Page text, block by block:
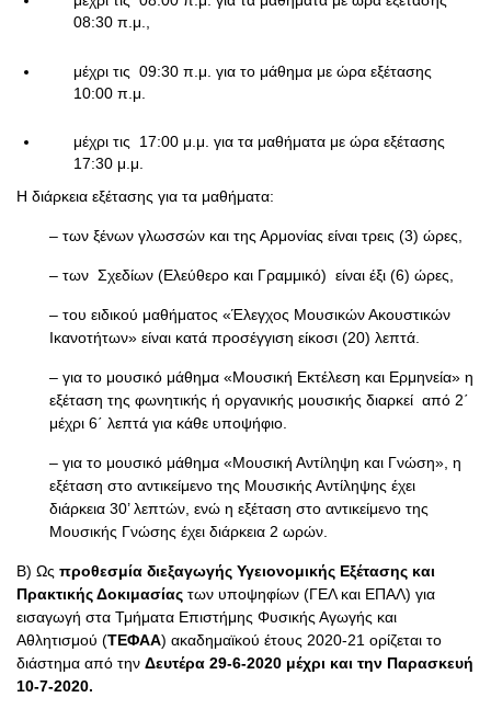
08:30 π.μ.,
μέχρι τις 09:30 π.μ. για το μάθημα με ώρα εξέτασης
10:00 π.μ.
μέχρι τις 17:00 μ.μ. για τα μαθήματα με ώρα εξέτασης
17:30 μ.μ.
Η διάρκεια εξέτασης για τα μαθήματα:
– των ξένων γλωσσών και της Αρμονίας είναι τρεις (3) ώρες,
– των Σχεδίων (Ελεύθερο και Γραμμικό) είναι έξι (6) ώρες,
– του ειδικού μαθήματος «Έλεγχος Μουσικών Ακουστικών
Ικανοτήτων» είναι κατά προσέγγιση είκοσι (20) λεπτά.
– για το μουσικό μάθημα «Μουσική Εκτέλεση και Ερμηνεία» η
εξέταση της φωνητικής ή οργανικής μουσικής διαρκεί από 2΄
μέχρι 6΄ λεπτά για κάθε υποψήφιο.
– για το μουσικό μάθημα «Μουσική Αντίληψη και Γνώση», η
εξέταση στο αντικείμενο της Μουσικής Αντίληψης έχει
διάρκεια 30’ λεπτών, ενώ η εξέταση στο αντικείμενο της
Μουσικής Γνώσης έχει διάρκεια 2 ωρών.
Β) Ως προθεσμία διεξαγωγής Υγειονομικής Εξέτασης και
Πρακτικής Δοκιμασίας των υποψηφίων (ΓΕΛ και ΕΠΑΛ) για
εισαγωγή στα Τμήματα Επιστήμης Φυσικής Αγωγής και
Αθλητισμού (ΤΕΦΑΑ) ακαδημαϊκού έτους 2020-21 ορίζεται το
διάστημα από την Δευτέρα 29-6-2020 μέχρι και την Παρασκευή
10-7-2020.